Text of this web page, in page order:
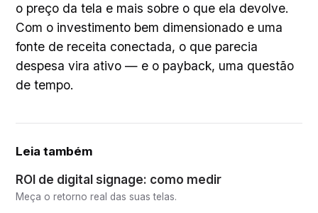
o preço da tela e mais sobre o que ela devolve.
Com o investimento bem dimensionado e uma
fonte de receita conectada, o que parecia
despesa vira ativo — e o payback, uma questão
de tempo.
Leia também
ROI de digital signage: como medir
Meça o retorno real das suas telas.